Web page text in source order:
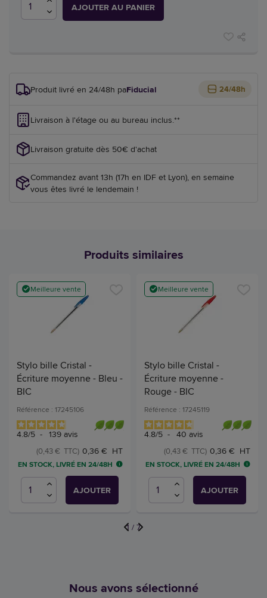
AJOUTER AU PANIER
Produit livré en 24/48h parFiducial 24/48h
Livraison à l'étage ou au bureau inclus.**
Livraison gratuite dès 50€ d'achat
Commandez avant 13h (17h en IDF et Lyon), en semaine
vous êtes livré le lendemain !
Produits similaires
Meilleure vente
Stylo bille Cristal -
Écriture moyenne - Bleu -
BIC
Référence : 17245106
4.8/5 - 139 avis
0,36 € HT
(0,43 € TTC)
EN STOCK, LIVRÉ EN 24/48H
AJOUTER
Meilleure vente
Stylo bille Cristal -
Écriture moyenne -
Rouge - BIC
Référence : 17245119
4.8/5 - 40 avis
0,36 € HT
(0,43 € TTC)
EN STOCK, LIVRÉ EN 24/48H
AJOUTER
1 / 7
Nous avons sélectionné